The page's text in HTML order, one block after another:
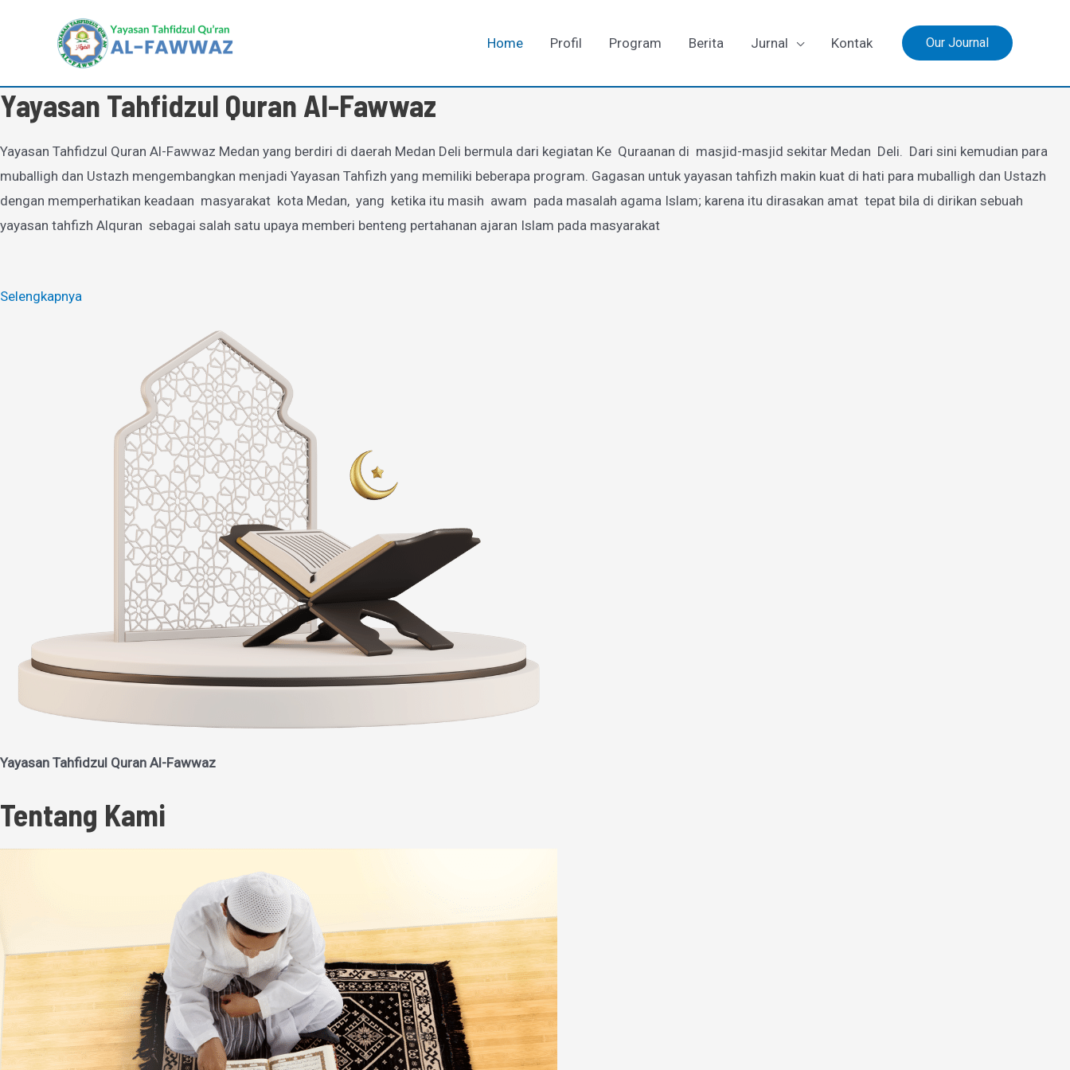
Home Profil Program Berita Jurnal Kontak Our Journal
Yayasan Tahfidzul Quran Al-Fawwaz
Yayasan Tahfidzul Quran Al-Fawwaz Medan yang berdiri di daerah Medan Deli bermula dari kegiatan Ke Quraanan di masjid-masjid sekitar Medan Deli. Dari sini kemudian para
muballigh dan Ustazh mengembangkan menjadi Yayasan Tahfizh yang memiliki beberapa program. Gagasan untuk yayasan tahfizh makin kuat di hati para muballigh dan Ustazh
dengan memperhatikan keadaan masyarakat kota Medan, yang ketika itu masih awam pada masalah agama Islam; karena itu dirasakan amat tepat bila di dirikan sebuah
yayasan tahfizh Alquran sebagai salah satu upaya memberi benteng pertahanan ajaran Islam pada masyarakat
Selengkapnya
Yayasan Tahfidzul Quran Al-Fawwaz
Tentang Kami